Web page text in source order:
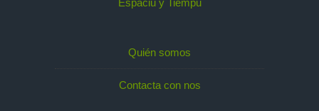
Espaciu y Tiempu
Quién somos
Contacta con nos